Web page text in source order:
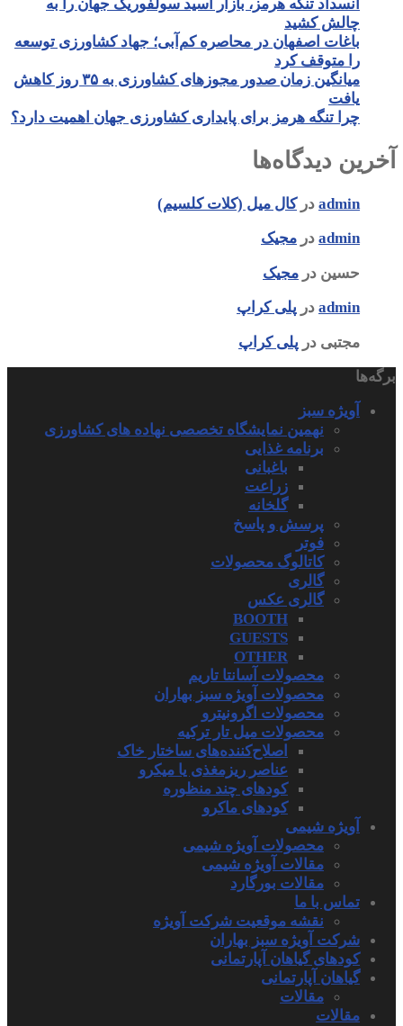
انسداد تنگه هرمز، بازار اسید سولفوریک جهان را به
چالش کشید
باغات اصفهان در محاصره کم‌آبی؛ جهاد کشاورزی توسعه
را متوقف کرد
میانگین زمان صدور مجوزهای کشاورزی به ۳۵ روز کاهش
یافت
چرا تنگه هرمز برای پایداری کشاورزی جهان اهمیت دارد؟
آخرین دیدگاه‌ها
admin درکال میل (کلات کلسیم)
admin در مجیک
حسین در مجیک
admin در پلی کراپ
مجتبی در پلی کراپ
برگه‌ها
آویژه سبز
نهمین نمایشگاه تخصصی نهاده های کشاورزی
برنامه غذایی
باغبانی
زراعت
گلخانه
پرسش و پاسخ
فوتر
کاتالوگ محصولات
گالری
گالری عکس
BOOTH
GUESTS
OTHER
محصولات آسانتا تاریم
محصولات آویژه سبز بهاران
محصولات اگرونیترو
محصولات میل تار ترکیه
اصلاح‌کننده‌های ساختار خاک
عناصر ریزمغذی یا میکرو
کودهای چند منظوره
کودهای ماکرو
آویژه شیمی
محصولات آویژه شیمی
مقالات آویژه شیمی
مقالات بورگارد
تماس با ما
نقشه موقعیت شرکت آویژه
شرکت آویژه سبز بهاران
کودهای گیاهان آپارتمانی
گیاهان آپارتمانی
مقالات
مقالات